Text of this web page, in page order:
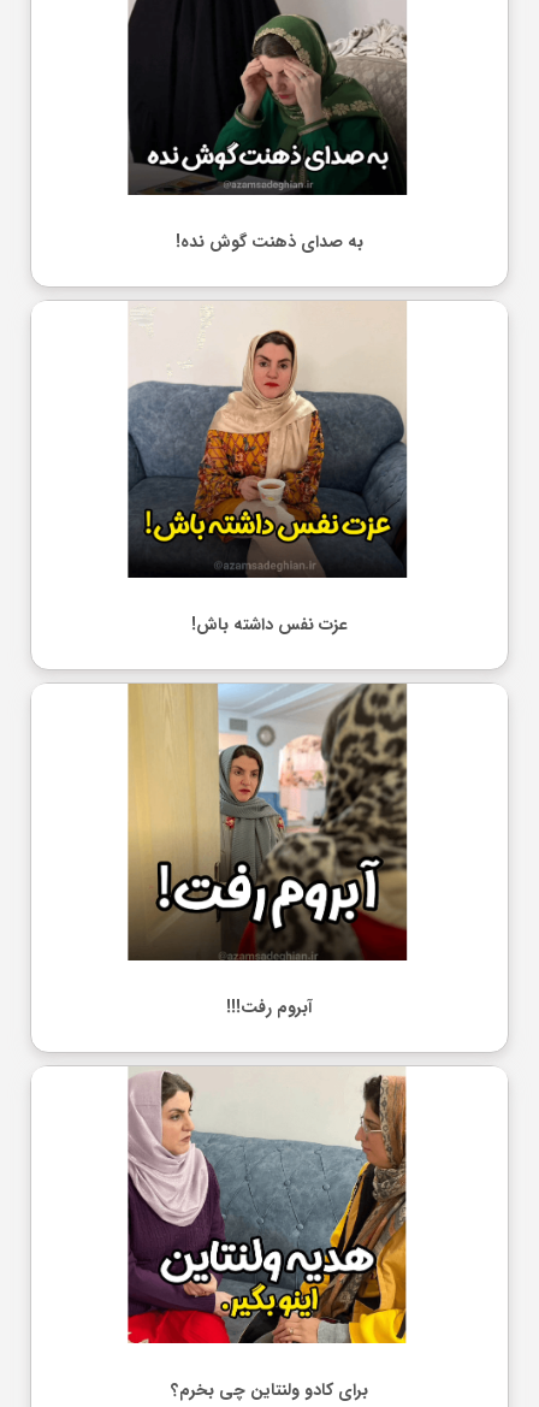
به صدای ذهنت گوش نده!
عزت نفس داشته باش!
آبروم رفت!!!
برای کادو ولنتاین چی بخرم؟